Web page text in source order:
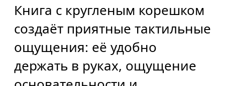
Книга с кругленым корешком
создаёт приятные тактильные
ощущения: её удобно
держать в руках, ощущение